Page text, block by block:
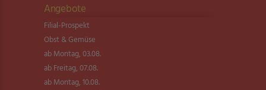
Angebote
Filial-Prospekt
Obst & Gemüse
ab Montag, 03.08.
ab Freitag, 07.08.
ab Montag, 10.08.